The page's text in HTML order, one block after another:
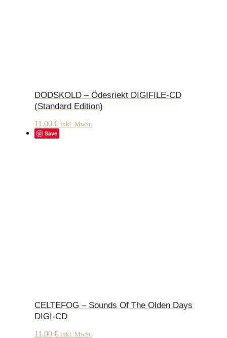
DODSKOLD – Ödesriekt DIGIFILE-CD
(Standard Edition)
11,00 € inkl. MwSt.
Save
CELTEFOG – Sounds Of The Olden Days
DIGI-CD
11,00 € inkl. MwSt.